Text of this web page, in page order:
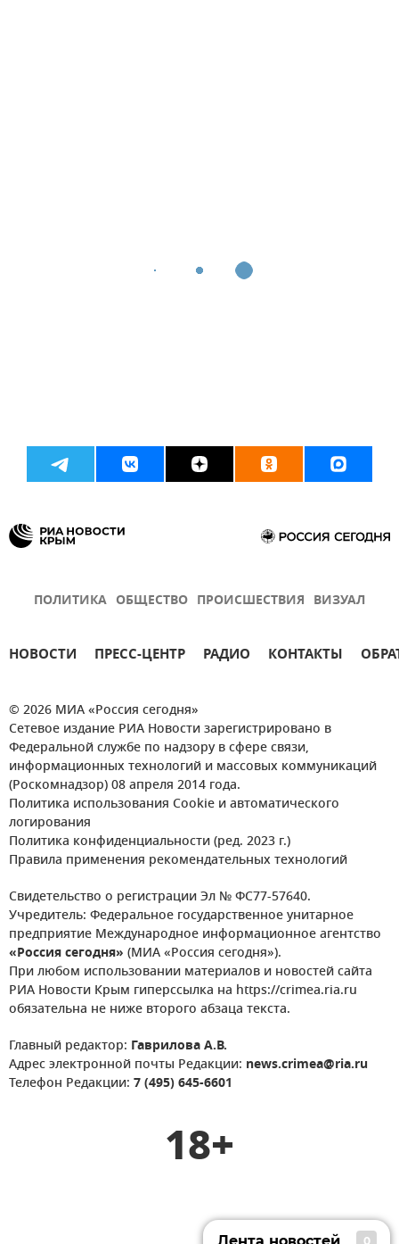
ПОЛИТИКА ОБЩЕСТВО ПРОИСШЕСТВИЯ ВИЗУАЛ
НОВОСТИ ПРЕСС-ЦЕНТР РАДИО КОНТАКТЫ
© 2026 МИА «Россия сегодня»
Сетевое издание РИА Новости зарегистрировано в
Федеральной службе по надзору в сфере связи,
информационных технологий и массовых коммуникаций
(Роскомнадзор) 08 апреля 2014 года.
Политика использования Cookie и автоматического
логирования
Политика конфиденциальности (ред. 2023 г.)
Правила применения рекомендательных технологий
Свидетельство о регистрации Эл № ФС77-57640.
Учредитель: Федеральное государственное унитарное
предприятие Международное информационное агентство
«Россия сегодня» (МИА «Россия сегодня»).
При любом использовании материалов и новостей сайта
РИА Новости Крым гиперссылка на https://crimea.ria.ru
обязательна не ниже второго абзаца текста.
Главный редактор: Гаврилова А.В.
Адрес электронной почты Редакции: news.crimea@ria.ru
Телефон Редакции: 7 (495) 645-6601
18+
0